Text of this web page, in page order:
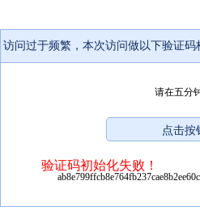
访问过于频繁，本次访问做以下验证码
请在五分
验证码初始化失败！